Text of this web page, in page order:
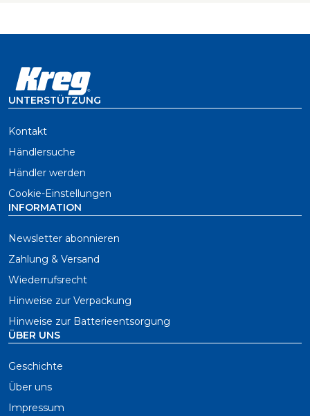
UNTERSTÜTZUNG
Kontakt
Händlersuche
Händler werden
Cookie-Einstellungen
INFORMATION
Newsletter abonnieren
Zahlung & Versand
Wiederrufsrecht
Hinweise zur Verpackung
Hinweise zur Batterieentsorgung
ÜBER UNS
Geschichte
Über uns
Impressum